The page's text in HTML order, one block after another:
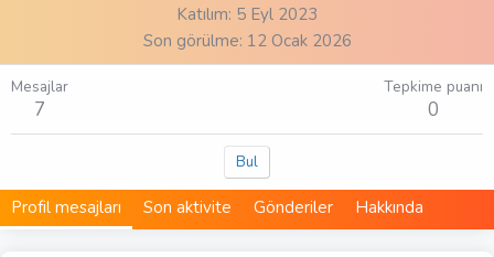
Katılım 5 Eyl 2023
Son görülme 12 Ocak 2026
Mesajlar
7
Tepkime puanı
0
Bul
Profil mesajları Son aktivite Gönderiler Hakkında